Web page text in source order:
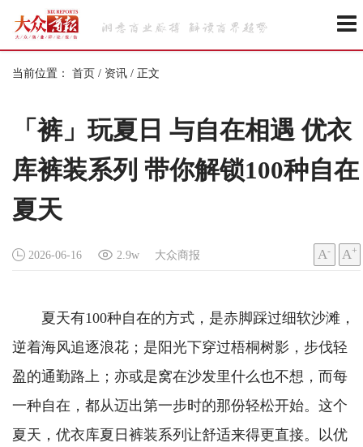
当前位置： 首页 / 资讯 / 正文
「裤」玩夏日 与自在相遇 优衣
库裤装系列 带你解锁100种自在
夏天
2026-06-16 2.9w 大众商报 A- A+
夏天有100种自在的方式，是赤脚踩过细软沙滩，
逆着海风追逐浪花；是阳光下穿过梧桐树影，步伐轻
盈的通勤路上；亦或是窝在沙发里什么也不想，而每
一种自在，都从迈出第一步时的那份轻松开始。这个
夏天，优衣库夏日裤装系列让舒适来得更直接。以优